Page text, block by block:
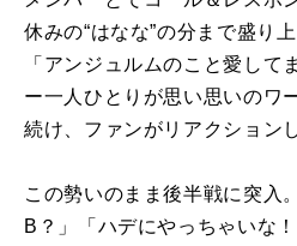
休みの“はなな”の分まで盛り
「アンジュルムのこと愛して
ー一人ひとりが思い思いのワ
続け、ファンがリアクション
この勢いのまま後半戦に突入
B？」「ハデにやっちゃいな